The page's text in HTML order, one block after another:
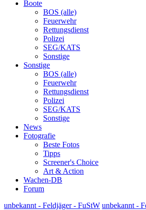
Boote
BOS (alle)
Feuerwehr
Rettungsdienst
Polizei
SEG/KATS
Sonstige
Sonstige
BOS (alle)
Feuerwehr
Rettungsdienst
Polizei
SEG/KATS
Sonstige
News
Fotografie
Beste Fotos
Tipps
Screener's Choice
Art & Action
Wachen-DB
Forum
unbekannt - Feldjäger - FuStW unbekannt -